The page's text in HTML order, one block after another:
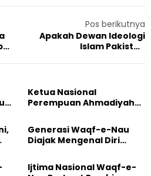
Pos berikutnya
Apakah Dewan Ideologi
Islam Pakistan
kepada Para Ahmadi?
Ketua Nasional
Perempuan Ahmadiyah
Besar Universitas
Terbuka
Generasi Waqf-e-Nau
Diajak Mengenal Diri
Dunia
Ijtima Nasional Waqf-e-